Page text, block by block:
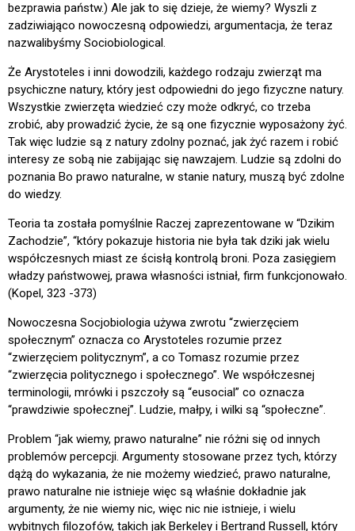
bezprawia państw.) Ale jak to się dzieje, że wiemy? Wyszli z
zadziwiająco nowoczesną odpowiedzi, argumentacja, że teraz
nazwalibyśmy Sociobiological.
Że Arystoteles i inni dowodzili, każdego rodzaju zwierząt ma
psychiczne natury, który jest odpowiedni do jego fizyczne natury.
Wszystkie zwierzęta wiedzieć czy może odkryć, co trzeba
zrobić, aby prowadzić życie, że są one fizycznie wyposażony żyć.
Tak więc ludzie są z natury zdolny poznać, jak żyć razem i robić
interesy ze sobą nie zabijając się nawzajem. Ludzie są zdolni do
poznania Bo prawo naturalne, w stanie natury, muszą być zdolne
do wiedzy.
Teoria ta została pomyślnie Raczej zaprezentowane w “Dzikim
Zachodzie”, “który pokazuje historia nie była tak dziki jak wielu
współczesnych miast ze ścisłą kontrolą broni. Poza zasięgiem
władzy państwowej, prawa własności istniał, firm funkcjonowało.
(Kopel, 323 -373)
Nowoczesna Socjobiologia używa zwrotu “zwierzęciem
społecznym” oznacza co Arystoteles rozumie przez
“zwierzęciem politycznym”, a co Tomasz rozumie przez
“zwierzęcia politycznego i społecznego”. We współczesnej
terminologii, mrówki i pszczoły są “eusocial” co oznacza
“prawdziwie społecznej”. Ludzie, małpy, i wilki są “społeczne”.
Problem “jak wiemy, prawo naturalne” nie różni się od innych
problemów percepcji. Argumenty stosowane przez tych, którzy
dążą do wykazania, że nie możemy wiedzieć, prawo naturalne,
prawo naturalne nie istnieje więc są właśnie dokładnie jak
argumenty, że nie wiemy nic, więc nic nie istnieje, i wielu
wybitnych filozofów, takich jak Berkeley i Bertrand Russell, który